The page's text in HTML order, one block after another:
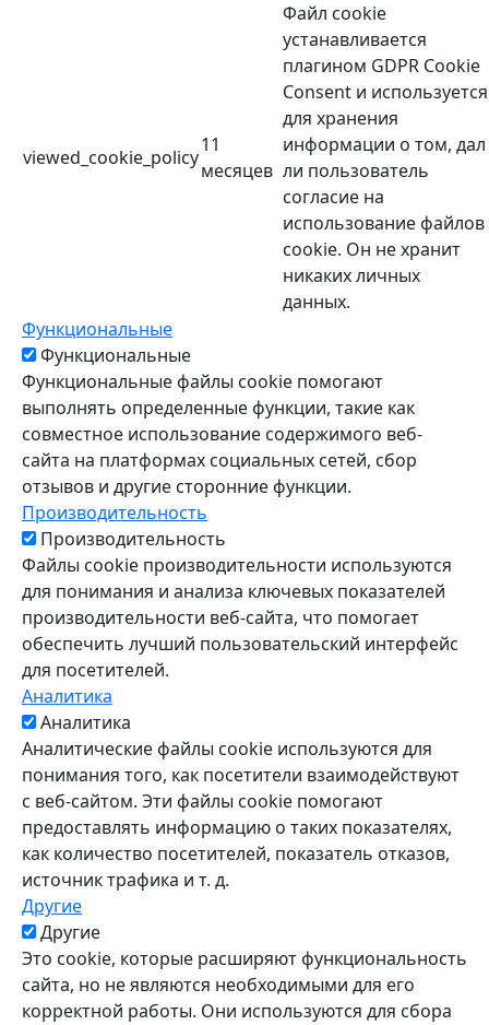
viewed_cookie_policy
11
месяцев
Файл cookie
устанавливается
плагином GDPR Cookie
Consent и используется
для хранения
информации о том, дал
ли пользователь
согласие на
использование файлов
cookie. Он не хранит
никаких личных
данных.
Функциональные
Функциональные
Функциональные файлы cookie помогают
выполнять определенные функции, такие как
совместное использование содержимого веб-
сайта на платформах социальных сетей, сбор
отзывов и другие сторонние функции.
Производительность
Производительность
Файлы cookie производительности используются
для понимания и анализа ключевых показателей
производительности веб-сайта, что помогает
обеспечить лучший пользовательский интерфейс
для посетителей.
Аналитика
Аналитика
Аналитические файлы cookie используются для
понимания того, как посетители взаимодействуют
с веб-сайтом. Эти файлы cookie помогают
предоставлять информацию о таких показателях,
как количество посетителей, показатель отказов,
источник трафика и т. д.
Другие
Другие
Это cookie, которые расширяют функциональность
сайта, но не являются необходимыми для его
корректной работы. Они используются для сбора